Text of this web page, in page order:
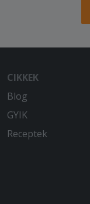
CIKKEK
Blog
GYIK
Receptek